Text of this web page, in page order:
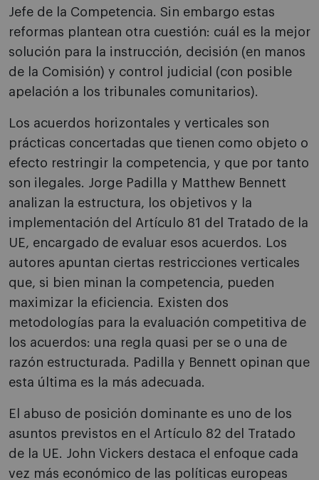
Jefe de la Competencia. Sin embargo estas
reformas plantean otra cuestión: cuál es la mejor
solución para la instrucción, decisión (en manos
de la Comisión) y control judicial (con posible
apelación a los tribunales comunitarios).
Los acuerdos horizontales y verticales son
prácticas concertadas que tienen como objeto o
efecto restringir la competencia, y que por tanto
son ilegales. Jorge Padilla y Matthew Bennett
analizan la estructura, los objetivos y la
implementación del Artículo 81 del Tratado de la
UE, encargado de evaluar esos acuerdos. Los
autores apuntan ciertas restricciones verticales
que, si bien minan la competencia, pueden
maximizar la eficiencia. Existen dos
metodologías para la evaluación competitiva de
los acuerdos: una regla quasi per se o una de
razón estructurada. Padilla y Bennett opinan que
esta última es la más adecuada.
El abuso de posición dominante es uno de los
asuntos previstos en el Artículo 82 del Tratado
de la UE. John Vickers destaca el enfoque cada
vez más económico de las políticas europeas